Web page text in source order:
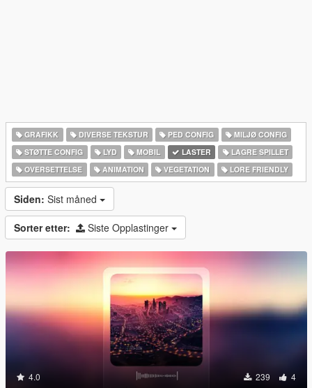
GRAFIKK DIVERSE TEKSTUR PED CONFIG
MILJØ CONFIG
STØTTE CONFIG
LYD MOBIL LASTER
LAGRE SPILLET
OVERSETTELSE
ANIMATION VEGETATION LORE FRIENDLY
Siden: Sist måned
Sorter etter: Siste Opplastinger
4.0 239 4